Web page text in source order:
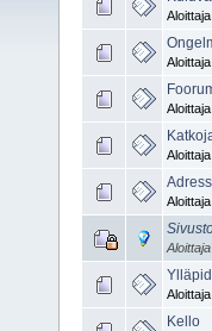
Aloittaja
Aloittaja
Aloittaja
Aloittaja
Aloittaja
Aloittaja
Aloittaja
Kello